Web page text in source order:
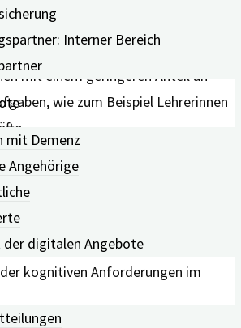
Interner Bereich
mit Demenz
Angehörige
der digitalen Angebote
wie zum Beispiel Hilfskräfte
ein höheres Risiko für MCI und
mit einem geringeren Anteil an
wie zum Beispiel Lehrerinnen
zeigen zudem, dass in der
33 bis 65 Jahren die kognitiven
in allen vier Gruppen recht
55 Jahren ist bei zwei Gruppen ein
kognitiven Anforderungen im